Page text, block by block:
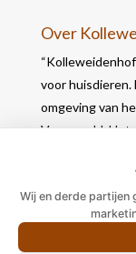
Over
voor huisdieren.
omgeving van
Varsseveld. Het
werkruimte, 2
afscheid kunt
Wij en derde partijen